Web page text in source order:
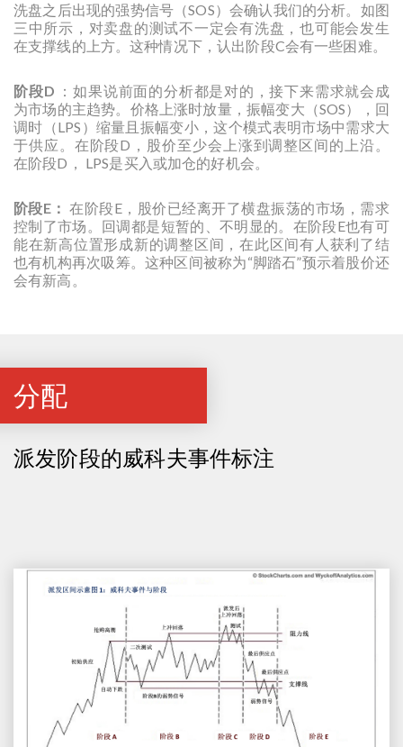
洗盘之后出现的强势信号（SOS）会确认我们的分析。如图
三中所示，对卖盘的测试不一定会有洗盘，也可能会发生
在支撑线的上方。这种情况下，认出阶段C会有一些困难。
阶段D ：如果说前面的分析都是对的，接下来需求就会成
为市场的主趋势。价格上涨时放量，振幅变大（SOS），回
调时（LPS）缩量且振幅变小，这个模式表明市场中需求大
于供应。在阶段D，股价至少会上涨到调整区间的上沿。
在阶段D， LPS是买入或加仓的好机会。
阶段E： 在阶段E，股价已经离开了横盘振荡的市场，需求
控制了市场。回调都是短暂的、不明显的。在阶段E也有可
能在新高位置形成新的调整区间，在此区间有人获利了结
也有机构再次吸筹。这种区间被称为“脚踏石”预示着股价还
会有新高。
分配
派发阶段的威科夫事件标注